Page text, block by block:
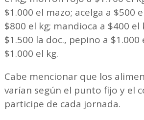
$1.000 el mazo; acelga a $500
$800 el kg; mandioca a $400 el
$1.500 la doc., pepino a $1.000
$1.000 el kg.
Cabe mencionar que los
varían según el punto fijo y el
participe de cada jornada.